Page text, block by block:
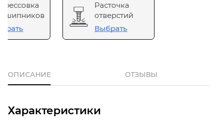
Расточка
отверстий
Выбрать
ОПИСАНИЕ ОТЗЫВЫ
Характеристики